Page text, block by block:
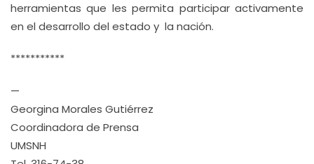
herramientas que les permita participar activamente
en el desarrollo del estado y la nación.
***********
—
Georgina Morales Gutiérrez
Coordinadora de Prensa
UMSNH